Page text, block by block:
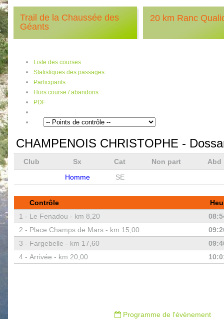
Trail de la Chaussée des
Géants
20 km Ranc
Liste des courses
Statistiques des passages
Participants
Hors course / abandons
PDF
CHAMPENOIS CHRISTOPHE -
Club Sx Cat Non part
Abd
Homme
SE
Contrôle
1 - Le Fenadou - km 8,20
2 - Place Champs de Mars - km 15,00
3 - Fargebelle - km 17,60
4 - Arrivée - km 20,00
Programme de l'évènement